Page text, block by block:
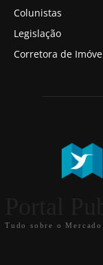
Colunistas
Legislação
Corretora de
Tudo sobre o